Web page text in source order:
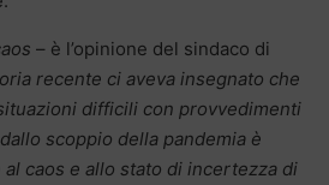
– è l’opinione del sindaco di
recente ci aveva insegnato che
difficili con provvedimenti
scoppio della pandemia è
caos e allo stato di incertezza di